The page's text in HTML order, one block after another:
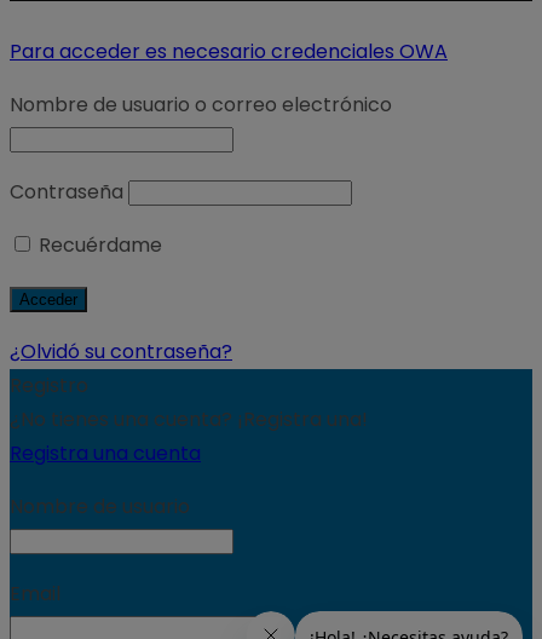
Para acceder es necesario credenciales OWA
Nombre de usuario o correo electrónico
Contraseña
Recuérdame
¿Olvidó su contraseña?
Registro
¿No tienes una cuenta? ¡Registra una!
Registra una cuenta
Nombre de usuario
Email